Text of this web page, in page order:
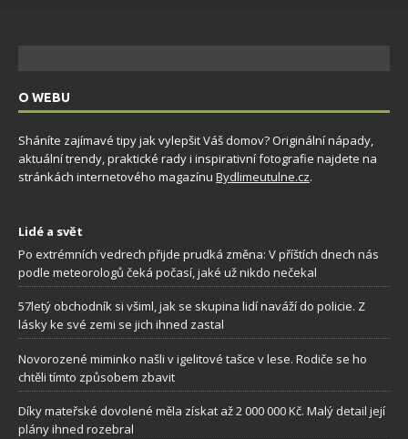
O WEBU
Sháníte zajímavé tipy jak vylepšit Váš domov? Originální nápady,
aktuální trendy, praktické rady i inspirativní fotografie najdete na
stránkách internetového magazínu Bydlimeutulne.cz.
Lidé a svět
Po extrémních vedrech přijde prudká změna: V příštích dnech nás
podle meteorologů čeká počasí, jaké už nikdo nečekal
57letý obchodník si všiml, jak se skupina lidí naváží do policie. Z
lásky ke své zemi se jich ihned zastal
Novorozené miminko našli v igelitové tašce v lese. Rodiče se ho
chtěli tímto způsobem zbavit
Díky mateřské dovolené měla získat až 2 000 000 Kč. Malý detail její
plány ihned rozebral